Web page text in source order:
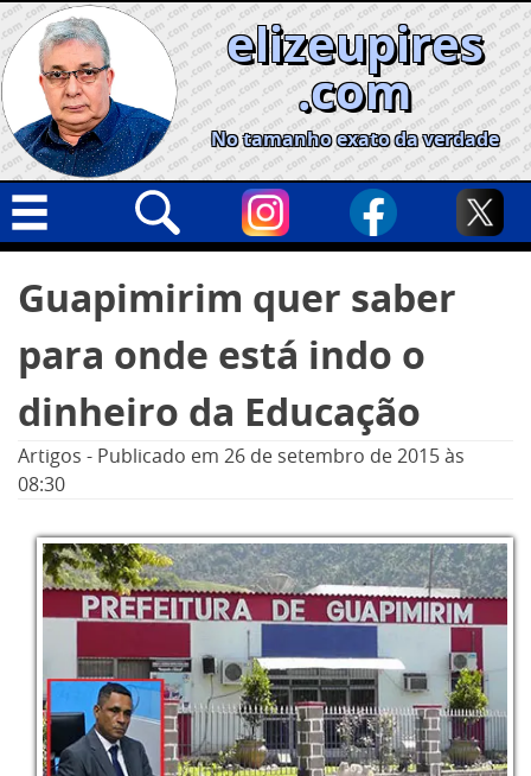
Skip
to
content
elizeupires
.com
No tamanho exato da verdade
Geral
Cidades
Política
Opinião
por:
Guapimirim quer saber
para onde está indo o
dinheiro da Educação
Artigos - Publicado em 26 de setembro de 2015às
08:30